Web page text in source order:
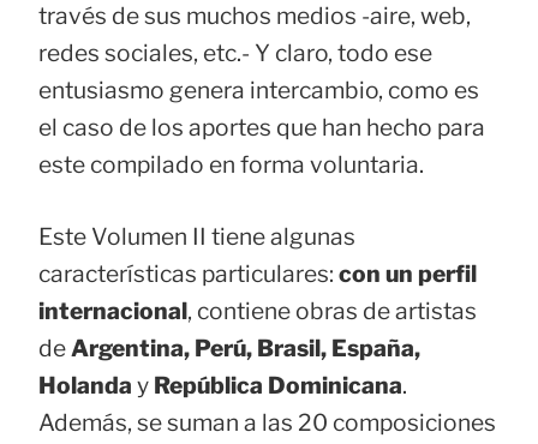
través de sus muchos medios -aire, web,
redes sociales, etc.- Y claro, todo ese
entusiasmo genera intercambio, como es
el caso de los aportes que han hecho para
este compilado en forma voluntaria.
Este Volumen II tiene algunas
características particulares: con un perfil
internacional, contiene obras de artistas
deArgentina, Perú, Brasil, España,
Holanda y República Dominicana.
Además, se suman a las 20 composiciones